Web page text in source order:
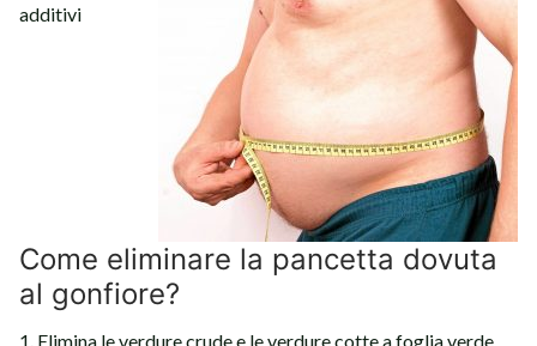
additivi
Come eliminare la pancetta dovuta
al gonfiore?
1. Elimina le verdure crude e le verdure cotte a foglia verde